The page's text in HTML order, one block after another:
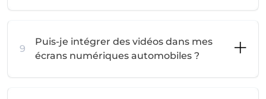
9
Puis-je intégrer des vidéos dans mes
écrans numériques automobiles ?